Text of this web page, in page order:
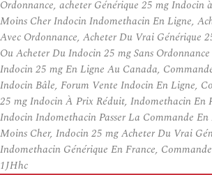
Ordonnance, acheter Générique 25 mg Indocin
Moins Cher Indocin Indomethacin En Ligne,
Avec Ordonnance, Acheter Du Vrai Générique
Ou Acheter Du Indocin 25 mg Sans
Indocin 25 mg En Ligne Au Canada,
Indocin Bâle, Forum Vente Indocin En Ligne,
25 mg Indocin À Prix Réduit, Indomethacin En
Indocin Indomethacin Passer La Commande
Moins Cher, Indocin 25 mg Acheter Du Vrai
Indomethacin Générique En France,
1JHhc